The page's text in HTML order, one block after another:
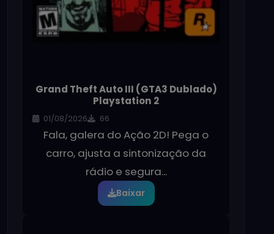
Grand Theft Auto III (GTA3 Dublado)
Playstation 2
01/08/2026 66
Fala, galera do Ação 2D! Pega o
carro, ajusta a sintonização da
rádio e segura...
Baixar